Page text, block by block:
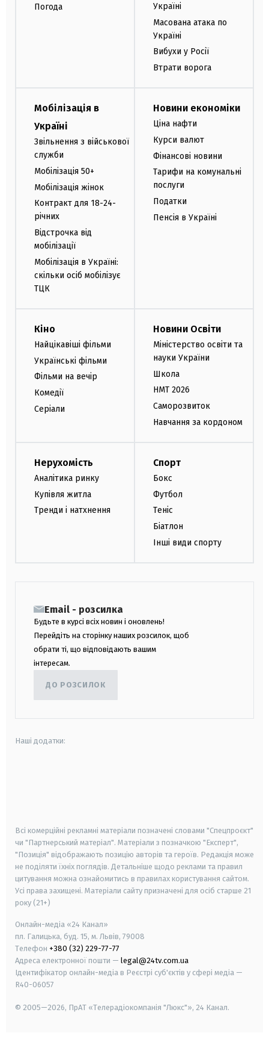
Погода
Україні
Масована атака по
Україні
Вибухи у Росії
Втрати ворога
Мобілізація в
Україні
Звільнення з військової
служби
Мобілізація 50+
Мобілізація жінок
Контракт для 18-24-
річних
Відстрочка від
мобілізації
Мобілізація в Україні:
скільки осіб мобілізує
ТЦК
Новини економіки
Ціна нафти
Курси валют
Фінансові новини
Тарифи на комунальні
послуги
Податки
Пенсія в Україні
Кіно
Найцікавіші фільми
Українські фільми
Фільми на вечір
Комедії
Серіали
Новини Освіти
Міністерство освіти та
науки України
Школа
НМТ 2026
Саморозвиток
Навчання за кордоном
Нерухомість
Аналітика ринку
Купівля житла
Тренди і натхнення
Спорт
Бокс
Футбол
Теніс
Біатлон
Інші види спорту
Email - розсилка
Будьте в курсі всіх новин і оновлень!
Перейдіть на сторінку наших розсилок, щоб
обрати ті, що відповідають вашим
інтересам.
ДО РОЗСИЛОК
Наші додатки:
Всі комерційні рекламні матеріали позначені словами "Спецпроєкт"
чи "Партнерський матеріал". Матеріали з позначкою "Експерт",
"Позиція" відображають позицію авторів та героїв. Редакція може
не поділяти їхніх поглядів. Детальніше щодо реклами та правил
цитування можна ознайомитись в правилах користування сайтом.
Усі права захищені. Матеріали сайту призначені для осіб старше 21
року (21+)
Онлайн-медіа «24 Канал»
пл. Галицька, буд. 15, м. Львів, 79008
Телефон +380 (32) 229-77-77
Адреса електронної пошти — legal@24tv.com.ua
Ідентифікатор онлайн-медіа в Реєстрі суб'єктів у сфері медіа —
R40-06057
© 2005—2026, ПрАТ «Телерадіокомпанія "Люкс"», 24 Канал.